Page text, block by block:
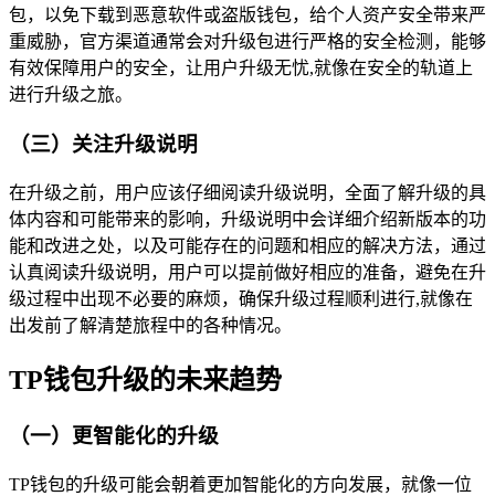
包，以免下载到恶意软件或盗版钱包，给个人资产安全带来严
重威胁，官方渠道通常会对升级包进行严格的安全检测，能够
有效保障用户的安全，让用户升级无忧,就像在安全的轨道上
进行升级之旅。
（三）关注升级说明
在升级之前，用户应该仔细阅读升级说明，全面了解升级的具
体内容和可能带来的影响，升级说明中会详细介绍新版本的功
能和改进之处，以及可能存在的问题和相应的解决方法，通过
认真阅读升级说明，用户可以提前做好相应的准备，避免在升
级过程中出现不必要的麻烦，确保升级过程顺利进行,就像在
出发前了解清楚旅程中的各种情况。
TP钱包升级的未来趋势
（一）更智能化的升级
TP钱包的升级可能会朝着更加智能化的方向发展，就像一位